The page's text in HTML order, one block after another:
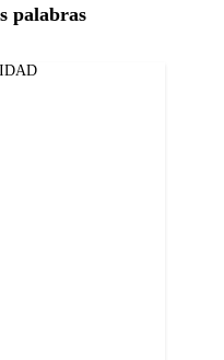
palabras